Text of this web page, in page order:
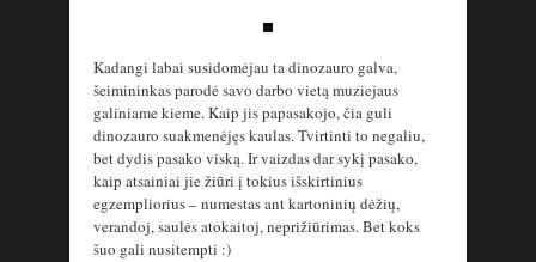
Kadangi labai susidomėjau ta dinozauro galva,
šeimininkas parodė savo darbo vietą muziejaus
galiniame kieme. Kaip jis papasakojo, čia guli
dinozauro suakmenėjęs kaulas. Tvirtinti to negaliu,
bet dydis pasako viską. Ir vaizdas dar sykį pasako,
kaip atsainiai jie žiūri į tokius išskirtinius
egzempliorius – numestas ant kartoninių dėžių,
verandoj, saulės atokaitoj, neprižiūrimas. Bet koks
šuo gali nusitempti :)